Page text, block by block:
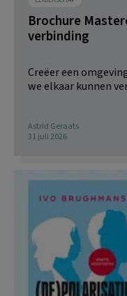
Brochure
verbinding
Creëer een
we elkaar kunnen
Astrid Geraats
31 juli 2026